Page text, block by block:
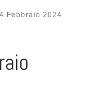
4 Febbraio 2024